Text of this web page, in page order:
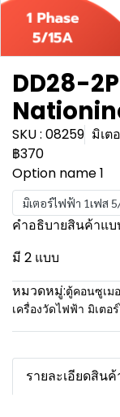
DD28-
SKU : 08259 มิเต
฿370
Option name 1
มิเตอร์ไฟฟ้า 1เฟส
คำอธิบายสินค้าแบ
มี 2 แบบ
หมวดหมู่:ตู้คอนซูเม
เครื่องวัดไฟฟ้า มิเตอ
รายละเอียดสินค้